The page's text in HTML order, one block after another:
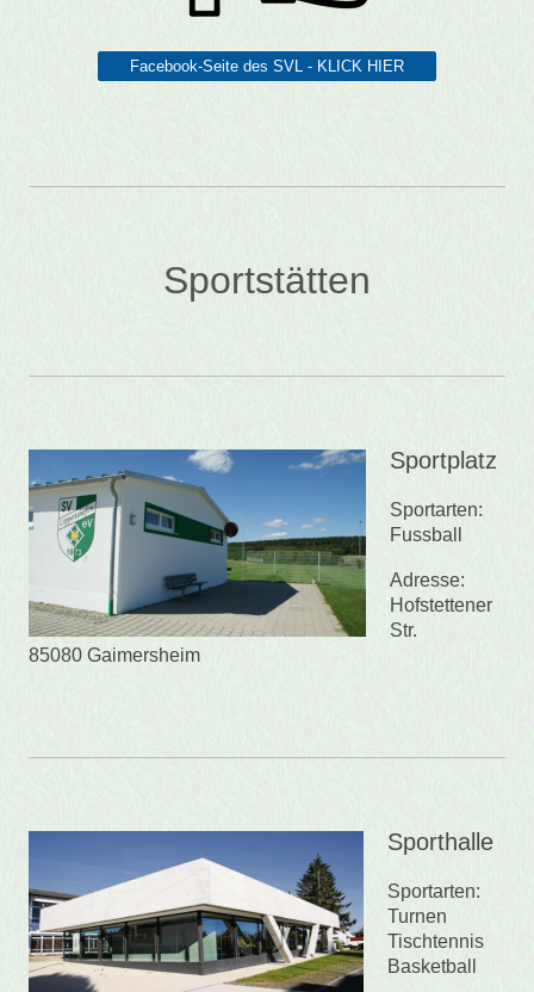
Facebook-Seite des SVL - KLICK HIER
Sportstätten
Sportplatz
Sportarten:
Fussball
Adresse:
Hofstettener
Str.
85080 Gaimersheim
Sporthalle
Sportarten:
Turnen
Tischtennis
Basketball